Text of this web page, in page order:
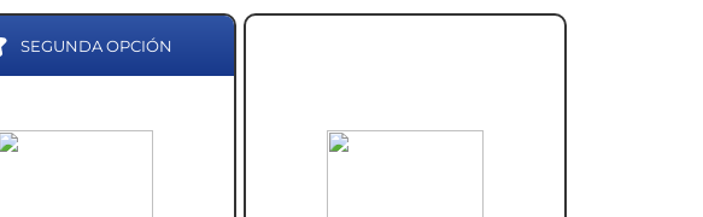
SEGUNDA OPCIÓN